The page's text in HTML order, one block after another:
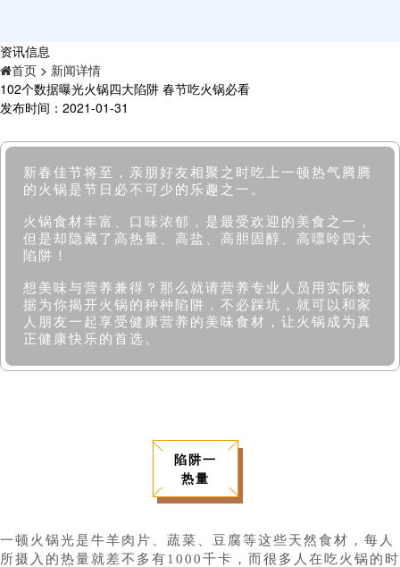
资讯信息
首页 > 新闻详情
102个数据曝光火锅四大陷阱 春节吃火锅必看
发布时间：2021-01-31
新春佳节将至，亲朋好友相聚之时吃上一顿热气腾腾
的火锅是节日必不可少的乐趣之一。
火锅食材丰富、口味浓郁，是最受欢迎的美食之一，
但是却隐藏了高热量、高盐、高胆固醇、高嘌呤四大
陷阱！
想美味与营养兼得？那么就请营养专业人员用实际数
据为你揭开火锅的种种陷阱，不必踩坑，就可以和家
人朋友一起享受健康营养的美味食材，让火锅成为真
正健康快乐的首选。
陷阱一
热量
一顿火锅光是牛羊肉片、蔬菜、豆腐等这些天然食材，每人
所摄入的热量就差不多有1000千卡，而很多人在吃火锅的时